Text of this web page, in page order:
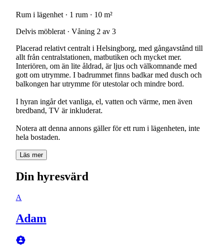
Rum i lägenhet · 1 rum · 10 m²
Delvis möblerat · Våning 2 av 3
Placerad relativt centralt i Helsingborg, med gångavstånd till
allt från centralstationen, matbutiken och mycket mer.
Interiören, om än lite åldrad, är ljus och välkomnande med
gott om utrymme. I badrummet finns badkar med dusch och
balkongen har utrymme för utestolar och mindre bord.
I hyran ingår det vanliga, el, vatten och värme, men även
bredband, TV är inkluderat.
Notera att denna annons gäller för ett rum i lägenheten, inte
hela bostaden.
Läs mer
Din hyresvärd
A
Adam